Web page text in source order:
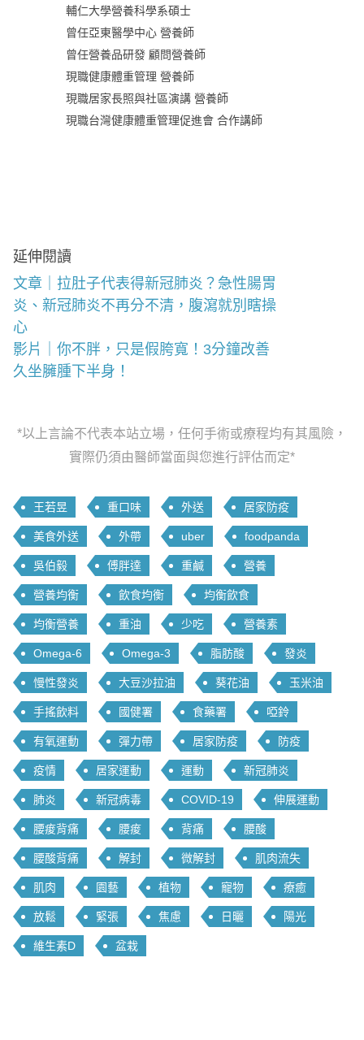
輔仁大學營養科學系碩士
曾任亞東醫學中心 營養師
曾任營養品研發 顧問營養師
現職健康體重管理 營養師
現職居家長照與社區演講 營養師
現職台灣健康體重管理促進會 合作講師
延伸閱讀
文章｜拉肚子代表得新冠肺炎？急性腸胃
炎、新冠肺炎不再分不清，腹瀉就別瞎操
心
影片｜你不胖，只是假胯寬！3分鐘改善
久坐臃腫下半身！
*以上言論不代表本站立場，任何手術或療程均有其風險，
實際仍須由醫師當面與您進行評估而定*
王若昱 重口味 外送 居家防疫
美食外送 外帶 uber foodpanda
吳伯毅 傅胖達 重鹹 營養
營養均衡 飲食均衡 均衡飲食
均衡營養 重油 少吃 營養素
Omega-6 Omega-3 脂肪酸 發炎
慢性發炎 大豆沙拉油 葵花油 玉米油
手搖飲料 國健署 食藥署 啞鈴
有氧運動 彈力帶 居家防疫 防疫
疫情 居家運動 運動 新冠肺炎
肺炎 新冠病毒 COVID-19 伸展運動
腰痠背痛 腰痠 背痛 腰酸
腰酸背痛 解封 微解封 肌肉流失
肌肉 園藝 植物 寵物 療癒
放鬆 緊張 焦慮 日曬 陽光
維生素D 盆栽